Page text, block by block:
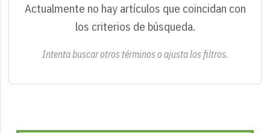
Actualmente no hay artículos que coincidan con
los criterios de búsqueda.
Intenta buscar otros términos o ajusta los filtros.